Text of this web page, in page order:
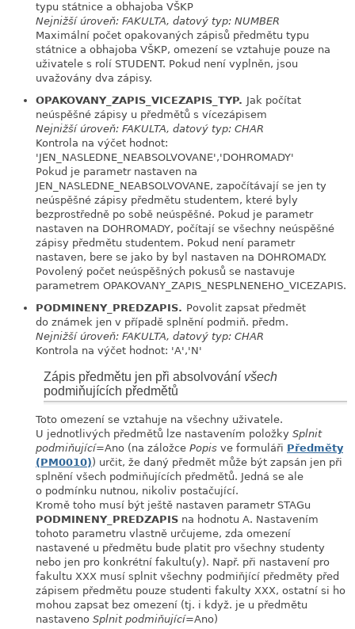
typu státnice a obhajoba VŠKP
Nejnižší úroveň: FAKULTA, datový typ: NUMBER
Maximální počet opakovaných zápisů předmětu typu
státnice a obhajoba VŠKP, omezení se vztahuje pouze na
uživatele s rolí STUDENT. Pokud není vyplněn, jsou
uvažovány dva zápisy.
OPAKOVANY_ZAPIS_VICEZAPIS_TYP. Jak počítat
neúspěšné zápisy u předmětů s vícezápisem
Nejnižší úroveň: FAKULTA, datový typ: CHAR
Kontrola na výčet hodnot:
'JEN_NASLEDNE_NEABSOLVOVANE','DOHROMADY'
Pokud je parametr nastaven na
JEN_NASLEDNE_NEABSOLVOVANE, započítávají se jen ty
neúspěšné zápisy předmětu studentem, které byly
bezprostředně po sobě neúspěšné. Pokud je parametr
nastaven na DOHROMADY, počítají se všechny neúspěšné
zápisy předmětu studentem. Pokud není parametr
nastaven, bere se jako by byl nastaven na DOHROMADY.
Povolený počet neúspěšných pokusů se nastavuje
parametrem OPAKOVANY_ZAPIS_NESPLNENEHO_VICEZAPIS.
PODMINENY_PREDZAPIS. Povolit zapsat předmět
do známek jen v případě splnění podmiň. předm.
Nejnižší úroveň: FAKULTA, datový typ: CHAR
Kontrola na výčet hodnot: 'A','N'
Zápis předmětu jen při absolvování všech
podmiňujících předmětů
Toto omezení se vztahuje na všechny uživatele.
U jednotlivých předmětů lze nastavením položky Splnit
podmiňující=Ano (na záložce Popis ve formuláři Předměty
(PM0010)) určit, že daný předmět může být zapsán jen při
splnění všech podmiňujících předmětů. Jedná se ale
o podmínku nutnou, nikoliv postačující.
Kromě toho musí být ještě nastaven parametr STAGu
PODMINENY_PREDZAPIS na hodnotu A. Nastavením
tohoto parametru vlastně určujeme, zda omezení
nastavené u předmětu bude platit pro všechny studenty
nebo jen pro konkrétní fakultu(y). Např. při nastavení pro
fakultu XXX musí splnit všechny podmiňjící předměty před
zápisem předmětu pouze studenti fakulty XXX, ostatní si ho
mohou zapsat bez omezení (tj. i když. je u předmětu
nastaveno Splnit podmiňující=Ano)